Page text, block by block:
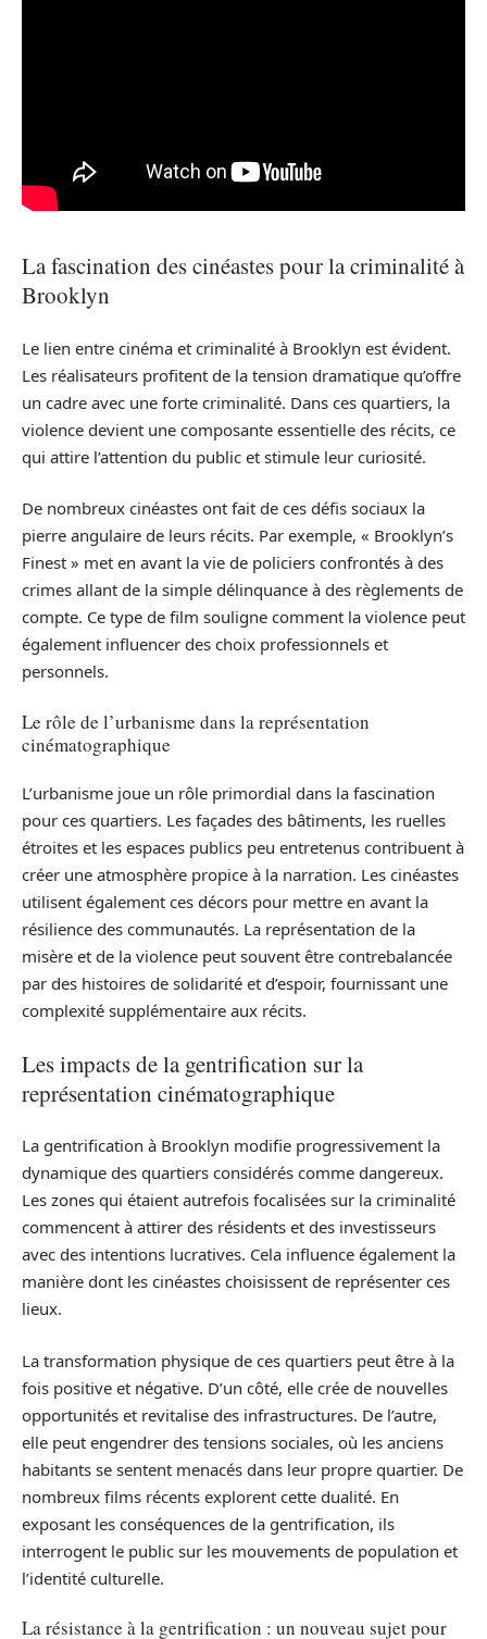
La fascination des cinéastes pour la criminalité à
Brooklyn
Le lien entre cinéma et criminalité à Brooklyn est évident.
Les réalisateurs profitent de la tension dramatique qu’offre
un cadre avec une forte criminalité. Dans ces quartiers, la
violence devient une composante essentielle des récits, ce
qui attire l’attention du public et stimule leur curiosité.
De nombreux cinéastes ont fait de ces défis sociaux la
pierre angulaire de leurs récits. Par exemple, « Brooklyn’s
Finest » met en avant la vie de policiers confrontés à des
crimes allant de la simple délinquance à des règlements de
compte. Ce type de film souligne comment la violence peut
également influencer des choix professionnels et
personnels.
Le rôle de l’urbanisme dans la représentation
cinématographique
L’urbanisme joue un rôle primordial dans la fascination
pour ces quartiers. Les façades des bâtiments, les ruelles
étroites et les espaces publics peu entretenus contribuent à
créer une atmosphère propice à la narration. Les cinéastes
utilisent également ces décors pour mettre en avant la
résilience des communautés. La représentation de la
misère et de la violence peut souvent être contrebalancée
par des histoires de solidarité et d’espoir, fournissant une
complexité supplémentaire aux récits.
Les impacts de la gentrification sur la
représentation cinématographique
La gentrification à Brooklyn modifie progressivement la
dynamique des quartiers considérés comme dangereux.
Les zones qui étaient autrefois focalisées sur la criminalité
commencent à attirer des résidents et des investisseurs
avec des intentions lucratives. Cela influence également la
manière dont les cinéastes choisissent de représenter ces
lieux.
La transformation physique de ces quartiers peut être à la
fois positive et négative. D’un côté, elle crée de nouvelles
opportunités et revitalise des infrastructures. De l’autre,
elle peut engendrer des tensions sociales, où les anciens
habitants se sentent menacés dans leur propre quartier. De
nombreux films récents explorent cette dualité. En
exposant les conséquences de la gentrification, ils
interrogent le public sur les mouvements de population et
l’identité culturelle.
La résistance à la gentrification : un nouveau sujet pour